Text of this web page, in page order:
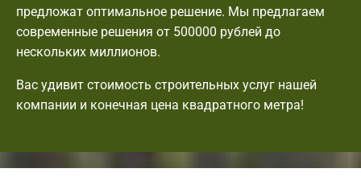
предложат оптимальное решение. Мы предлагаем
современные решения от 500000 рублей до
нескольких миллионов.
Вас удивит стоимость строительных услуг нашей
компании и конечная цена квадратного метра!